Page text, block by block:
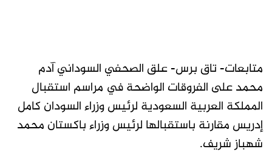
متابعات- تاق برس- علق الصحفي السوداني آدم
محمد على الفروقات الواضحة في مراسم استقبال
المملكة العربية السعودية لرئيس وزراء السودان كامل
إدريس مقارنة باستقبالها لرئيس وزراء باكستان محمد
شهباز شريف.